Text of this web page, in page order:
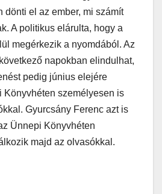
dönti el az ember, mi számít
A politikus elárulta, hogy a
megérkezik a nyomdából. Az
napokban elindulhat,
pedig június elejére
Könyvhéten személyesen is
Gyurcsány Ferenc azt is
Ünnepi Könyvhéten
majd az olvasókkal.